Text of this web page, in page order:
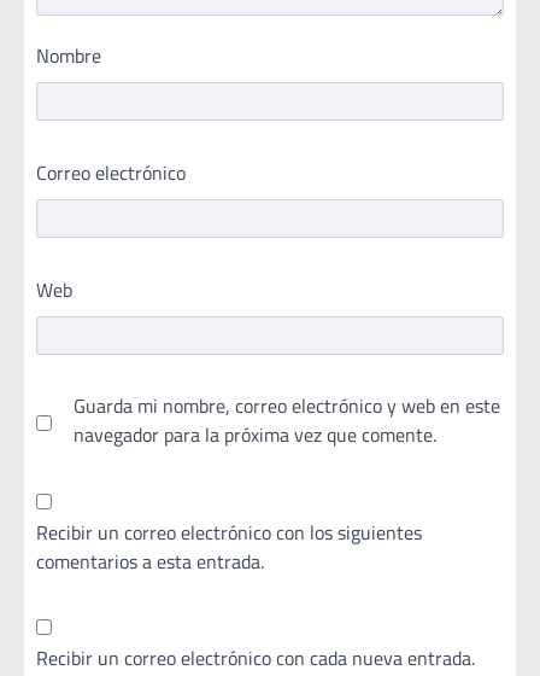
Nombre
Correo electrónico
Web
Guarda mi nombre, correo electrónico y web en este
navegador para la próxima vez que comente.
Recibir un correo electrónico con los siguientes
comentarios a esta entrada.
Recibir un correo electrónico con cada nueva entrada.